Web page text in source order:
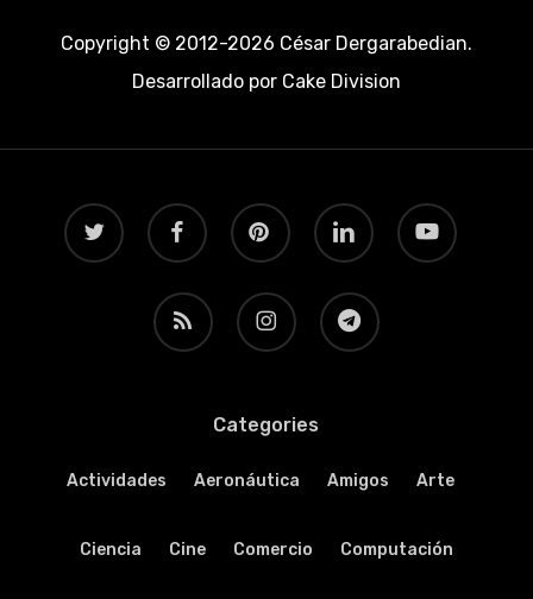
Copyright © 2012-2026 César Dergarabedian.
Desarrollado porCake Division
twitter facebook pinterest linkedin youtube
RSS instagram telegram
Categories
Actividades Aeronáutica Amigos Arte
Ciencia Cine Comercio Computación